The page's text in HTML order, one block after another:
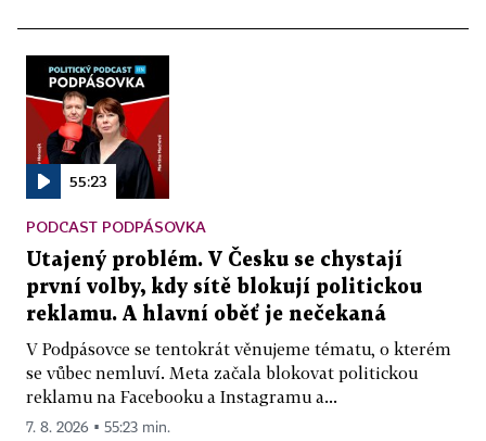
55:23
PODCAST PODPÁSOVKA
Utajený problém. V Česku se chystají
první volby, kdy sítě blokují politickou
reklamu. A hlavní oběť je nečekaná
V Podpásovce se tentokrát věnujeme tématu, o kterém
se vůbec nemluví. Meta začala blokovat politickou
reklamu na Facebooku a Instagramu a...
7. 8. 2026 ▪ 55:23 min.